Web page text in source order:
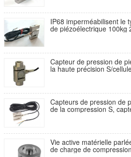
IP68 imperméabilisent le
de piézoélectrique 100kg
Capteur de pression de
la haute précision S/
Capteurs de pression de
de la compression S,
piézoélectrique
pression de
capteurs de pression de
Vie active matérielle
de charge de